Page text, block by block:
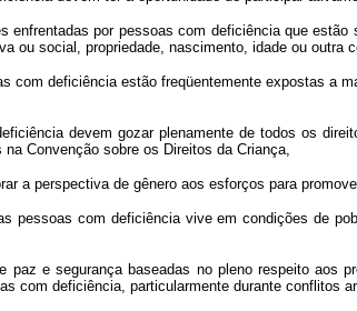
enfrentadas por pessoas com deficiência que
ou social, propriedade, nascimento, idade ou outra
com deficiência estão freqüentemente expostas a
devem gozar plenamente de todos os
Convenção sobre os Direitos da Criança,
a perspectiva de gênero aos esforços para
pessoas com deficiência vive em condições de
paz e segurança baseadas no pleno respeito aos
com deficiência, particularmente durante conflitos